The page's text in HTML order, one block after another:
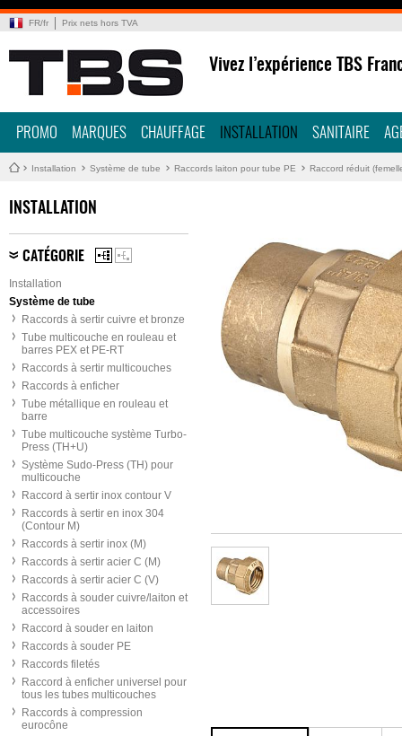
FR/fr Prix nets hors TVA
Vivez l’expérience TBS
PROMO MARQUES CHAUFFAGE INSTALLATION SANITAIRE
Installation Système de tube Raccords laiton pour tube PE Raccord réduit
INSTALLATION
CATÉGORIE
Installation
Système de tube
Raccords à sertir cuivre et bronze
Tube multicouche en rouleau et
barres PEX et PE-RT
Raccords à sertir multicouches
Raccords à enficher
Tube métallique en rouleau et
barre
Tube multicouche système Turbo-
Press (TH+U)
Système Sudo-Press (TH) pour
multicouche
Raccord à sertir inox contour V
Raccords à sertir en inox 304
(Contour M)
Raccords à sertir inox (M)
Raccords à sertir acier C (M)
Raccords à sertir acier C (V)
Raccords à souder cuivre/laiton et
accessoires
Raccord à souder en laiton
Raccords à souder PE
Raccords filetés
Raccord à enficher universel pour
tous les tubes multicouches
Raccords à compression
eurocône